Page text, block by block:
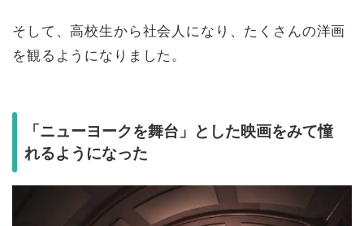
そして、高校生から社会人になり、たくさんの洋画
を観るようになりました。
「ニューヨークを舞台」とした映画をみて憧
れるようになった